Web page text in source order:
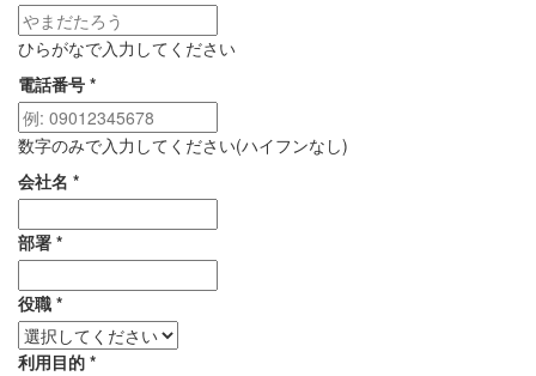
ひらがなで入力してください
電話番号 *
数字のみで入力してください(ハイフンなし)
会社名 *
部署 *
役職 *
利用目的 *